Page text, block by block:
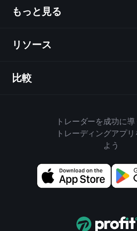
ニュース
ラーニングハブ
メッセンジャー
概要
外国為替
指数
もっと見る
アフィリエイトプログラム
企業情報
Playtradeについて
ウィジェット
データAPI
リソース
ヘルプセンター
ハウスルール
クッキーポリシー
ディスクロージャー
比較
TradingView
YCharts
トレーダーを成功に
トレーディングアプ
よう